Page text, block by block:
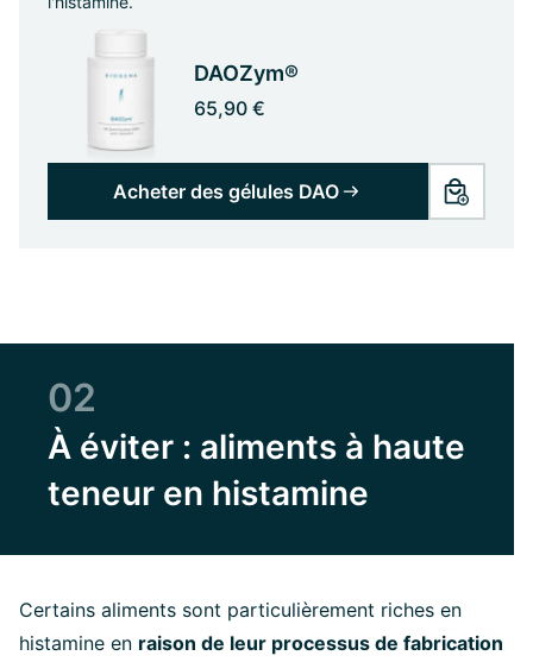
DAOZym®
65,90 €
Acheter des gélules DAO
02
À éviter : aliments à haute
teneur en histamine
Certains aliments sont particulièrement riches en
histamine en raison de leur processus de fabrication